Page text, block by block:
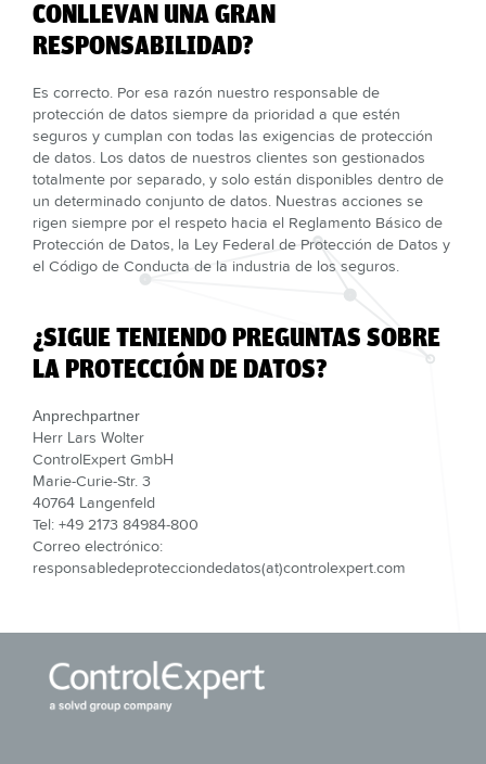
CONLLEVAN UNA GRAN
RESPONSABILIDAD?
Es correcto. Por esa razón nuestro responsable de
protección de datos siempre da prioridad a que estén
seguros y cumplan con todas las exigencias de protección
de datos. Los datos de nuestros clientes son gestionados
totalmente por separado, y solo están disponibles dentro de
un determinado conjunto de datos. Nuestras acciones se
rigen siempre por el respeto hacia el Reglamento Básico de
Protección de Datos, la Ley Federal de Protección de Datos y
el Código de Conducta de la industria de los seguros.
¿SIGUE TENIENDO PREGUNTAS SOBRE
LA PROTECCIÓN DE DATOS?
Anprechpartner
Herr Lars Wolter
ControlExpert GmbH
Marie-Curie-Str. 3
40764 Langenfeld
Tel: +49 2173 84984-800
Correo electrónico:
responsabledeprotecciondedatos(at)controlexpert.com